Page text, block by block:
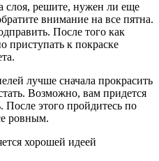
слоя, решите, нужен ли еще
внимание на все пятна.
После того как
приступать к покраске
лучше сначала прокрасить
Возможно, вам придется
После этого пройдитесь по
ровным.